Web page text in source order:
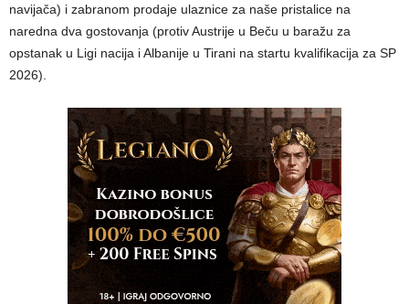
navijača) i zabranom prodaje ulaznice za naše pristalice na
naredna dva gostovanja (protiv Austrije u Beču u baražu za
opstanak u Ligi nacija i Albanije u Tirani na startu kvalifikacija za SP
2026).